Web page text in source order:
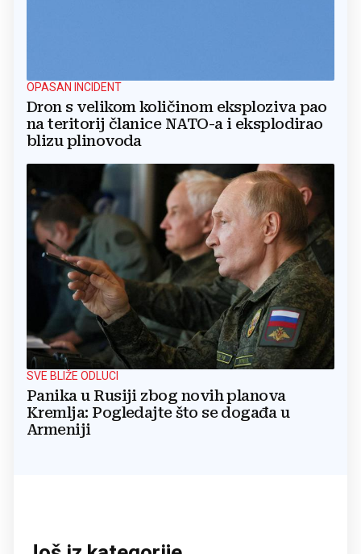
OPASAN INCIDENT
Dron s velikom količinom eksploziva pao
na teritorij članice NATO-a i eksplodirao
blizu plinovoda
SVE BLIŽE ODLUCI
Panika u Rusiji zbog novih planova
Kremlja: Pogledajte što se događa u
Armeniji